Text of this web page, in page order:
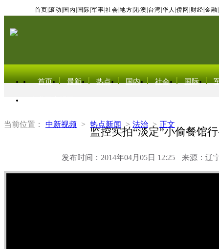
首页 滚动 国内 国际 军事 社会 地方 港澳 台湾 华人 侨网 财经 金融
首页 最新 热点 国内 社会 国际
当前位置： 中新视频 > 热点新闻 > 法治 > 正文
监控实拍“淡定”小偷餐馆
发布时间：2014年04月05日 12:25 来源：辽